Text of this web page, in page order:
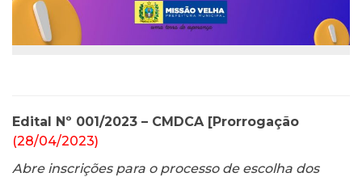
Edital Nº 001/2023 – CMDCA [Prorrogação
(28/04/2023)
Abre inscrições para o processo de escolha dos